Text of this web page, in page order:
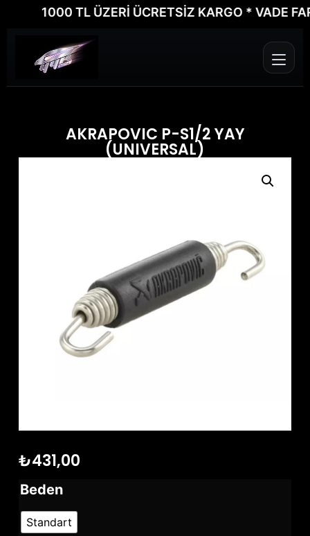
1000 TL ÜZERİ ÜCRETSİZ KARGO * VADE
AKRAPOVIC P-S1/2 YAY
(UNIVERSAL)
₺431,00
Beden
Standart